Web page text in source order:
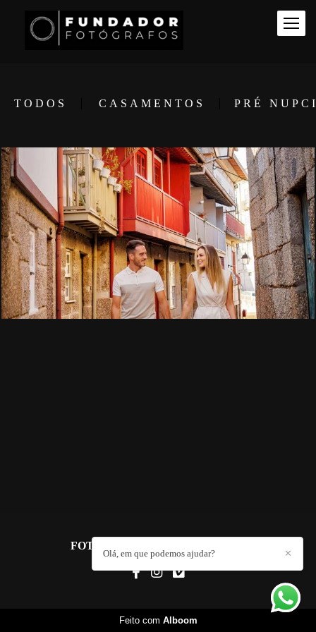
TODOS CASAMENTOS PRÉ
4424 0
FOTO FUNDADOR
✕
Olá, em que podemos ajudar?
Feito com Alboom